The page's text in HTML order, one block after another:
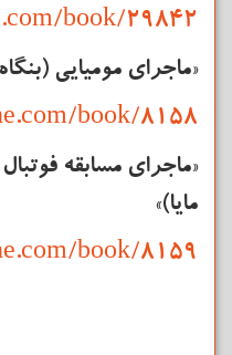
book/29842
«ماجرای مومیایی
book/8158
«ماجرای مسابقه‌
مایا)»
book/8159